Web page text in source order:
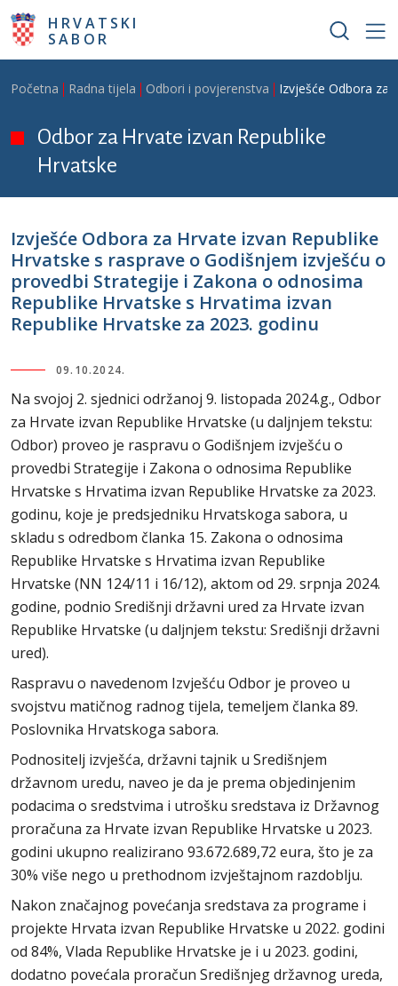
Skoči na glavni sadržaj
HRVATSKI
SABOR
Breadcrumb
Početna Radna tijela Odbori i povjerenstva Izvješće Odbora za
Odbor za Hrvate izvan Republike
Hrvatske
Izvješće Odbora za Hrvate izvan Republike
Hrvatske s rasprave o Godišnjem izvješću o
provedbi Strategije i Zakona o odnosima
Republike Hrvatske s Hrvatima izvan
Republike Hrvatske za 2023. godinu
09.10.2024.
Na svojoj 2. sjednici održanoj 9. listopada 2024.g., Odbor
za Hrvate izvan Republike Hrvatske (u daljnjem tekstu:
Odbor) proveo je raspravu o Godišnjem izvješću o
provedbi Strategije i Zakona o odnosima Republike
Hrvatske s Hrvatima izvan Republike Hrvatske za 2023.
godinu, koje je predsjedniku Hrvatskoga sabora, u
skladu s odredbom članka 15. Zakona o odnosima
Republike Hrvatske s Hrvatima izvan Republike
Hrvatske (NN 124/11 i 16/12), aktom od 29. srpnja 2024.
godine, podnio Središnji državni ured za Hrvate izvan
Republike Hrvatske (u daljnjem tekstu: Središnji državni
ured).
Raspravu o navedenom Izvješću Odbor je proveo u
svojstvu matičnog radnog tijela, temeljem članka 89.
Poslovnika Hrvatskoga sabora.
Podnositelj izvješća, državni tajnik u Središnjem
državnom uredu, naveo je da je prema objedinjenim
podacima o sredstvima i utrošku sredstava iz Državnog
proračuna za Hrvate izvan Republike Hrvatske u 2023.
godini ukupno realizirano 93.672.689,72 eura, što je za
30% više nego u prethodnom izvještajnom razdoblju.
Nakon značajnog povećanja sredstava za programe i
projekte Hrvata izvan Republike Hrvatske u 2022. godini
od 84%, Vlada Republike Hrvatske je i u 2023. godini,
dodatno povećala proračun Središnjeg državnog ureda,